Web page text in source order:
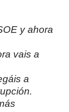
y ahora
vais a
a